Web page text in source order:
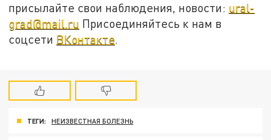
присылайте свои наблюдения, новости: ural-
grad@mail.ru Присоединяйтесь к нам в
соцсети ВКонтакте.
ТЕГИ: НЕИЗВЕСТНАЯ БОЛЕЗНЬ